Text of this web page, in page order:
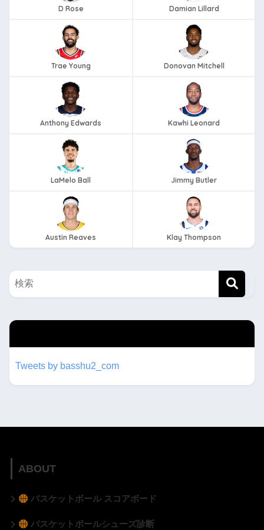
D Rose Damian Lillard
Trae Young Donovan Mitchell
Anthony Edwards Kawhi Leonard
LaMelo Ball Jimmy Butler
Austin Reaves Klay Thompson
Tweets by basshu2_com
ABOUT
バスケットボール スコアボード
バスケットボールシューズ診断